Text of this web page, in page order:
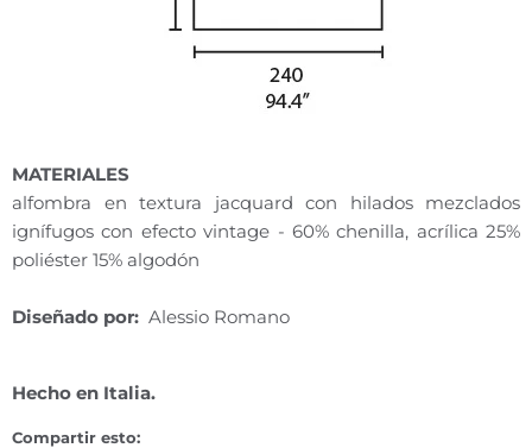
MATERIALES
alfombra en textura jacquard con hilados mezclados
ignífugos con efecto vintage - 60% chenilla, acrílica 25%
poliéster 15% algodón
Diseñado por: Alessio Romano
Hecho en Italia.
Compartir esto: